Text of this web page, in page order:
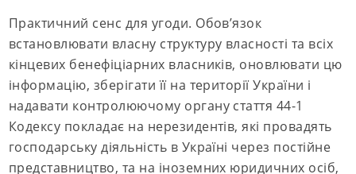
Практичний сенс для угоди. Обов’язок
встановлювати власну структуру власності та всіх
кінцевих бенефіціарних власників, оновлювати цю
інформацію, зберігати її на території України і
надавати контролюючому органу стаття 44-1
Кодексу покладає на нерезидентів, які провадять
господарську діяльність в Україні через постійне
представництво, та на іноземних юридичних осіб,